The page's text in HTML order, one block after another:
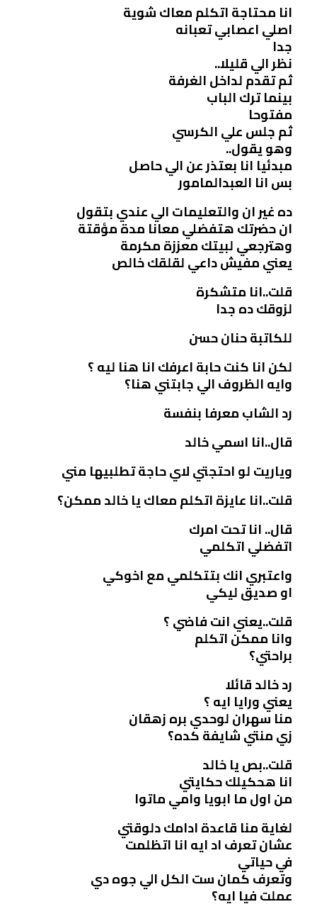
انا محتاجة اتكلم معاك شوية
اصلي اعصابي تعبانه
جدا
نظر الي قليلا..
ثم تقدم لداخل الغرفة
بينما ترك الباب
مفتوحا
ثم جلس علي الكرسي
وهو يقول..
مبدئيا انا بعتذر عن الي حاصل
بس انا العبدالمامور
ده غير ان والتعليمات الي عندي بتقول
ان حضرتك هتفضلي معانا مدة مؤقتة
وهترجعي لبيتك معززة مكرمة
يعني مفيش داعي لقلقك خالص
قلت..انا متشكرة
لزوقك ده جدا
للكاتبة حنان حسن
لكن انا كنت حابة اعرفك انا هنا ليه ؟
وايه الظروف الي جابتني هنا؟
رد الشاب معرفا بنفسة
قال..انا اسمي خالد
وياريت لو احتجتي لاي حاجة تطلبيها مني
قلت..انا عايزة اتكلم معاك يا خالد ممكن؟
قال.. انا تحت امرك
اتفضلي اتكلمي
واعتبري انك بتتكلمي مع اخوكي
او صديق ليكي
قلت..يعني انت فاضي ؟
وانا ممكن اتكلم
براحتي؟
رد خالد قائلا
يعني ورايا ايه ؟
منا سهران لوحدي بره زهقان
زي منتي شايفة كده؟
قلت..بص يا خالد
انا هحكيلك حكايتي
من اول ما ابويا وامي ماتوا
لغاية منا قاعدة ادامك دلوقتي
عشان تعرف اد ايه انا اتظلمت
في حياتي
وتعرف كمان ست الكل الي جوه دي
عملت فيا ايه؟